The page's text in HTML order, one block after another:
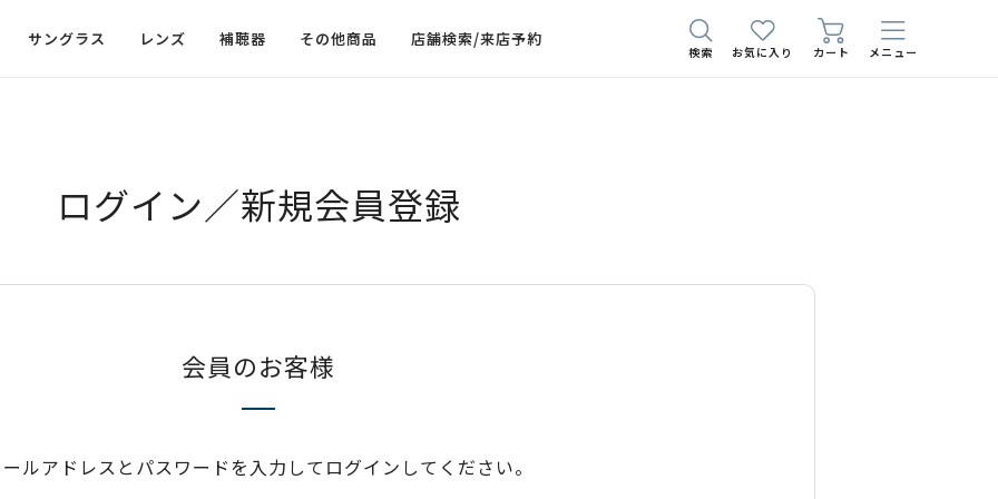
サングラス レンズ 補聴器 その他商品 店舗検索/来店予約
検索 お気に入り カート メニュー
ログイン／新規会員登録
会員のお客様
ルアドレスとパスワードを入力してログインしてください。